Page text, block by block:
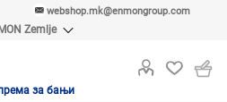
webshop.mk@enmongroup.com
Zemlje
MKD
за бањи